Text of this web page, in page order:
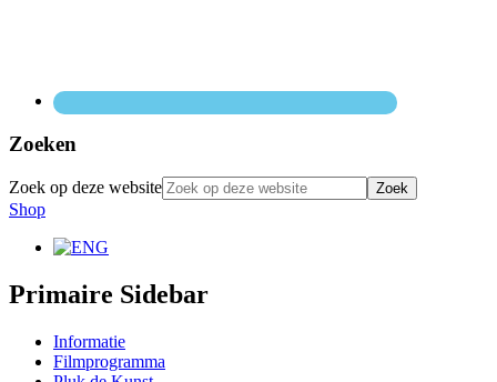
Zoeken
Zoek op deze website
Shop
Primaire Sidebar
Informatie
Filmprogramma